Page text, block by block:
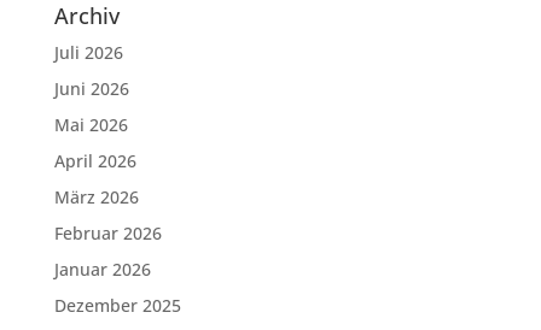
Archiv
Juli 2026
Juni 2026
Mai 2026
April 2026
März 2026
Februar 2026
Januar 2026
Dezember 2025